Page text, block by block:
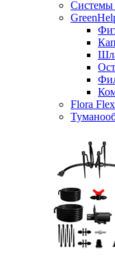
Системы
Flora Flex